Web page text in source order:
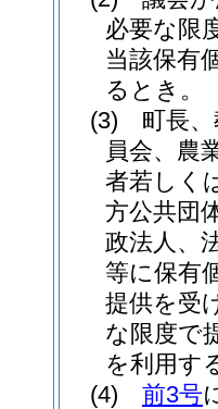
必要な限
当該保有
るとき。
(3)
町長
員会、農
者若しく
方公共団
政法人、
等に保有
提供を受
な限度で
を利用す
(4)
前3号